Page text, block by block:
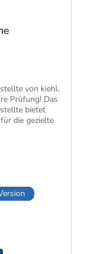
von kiehl.
Prüfung! Das
bietet
die gezielte